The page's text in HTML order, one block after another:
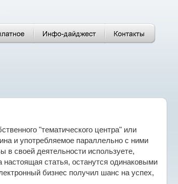
"тематического центра" или
и употребляемое параллельно с ними
в своей деятельности используете,
статья, останутся одинаковыми
бизнес получил шанс на успех,